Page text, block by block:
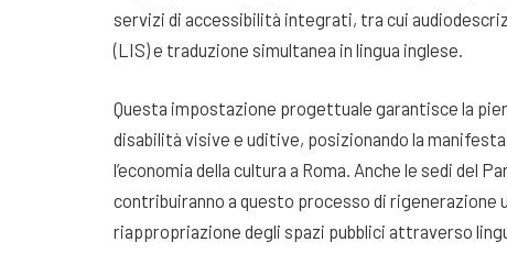
servizi di accessibilità integrati, tra cui
(LIS) e traduzione simultanea in lingua inglese.
Questa impostazione progettuale garantisce la
disabilità visive e uditive, posizionando la
l’economia della cultura a Roma. Anche le sedi del
contribuiranno a questo processo di rigenerazione
riappropriazione degli spazi pubblici attraverso